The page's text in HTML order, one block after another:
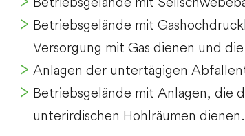
Betriebsgelände mit
Versorgung mit Gas dienen und
Anlagen der untertägigen
Betriebsgelände mit Anlagen, die
unterirdischen Hohlräumen dienen.